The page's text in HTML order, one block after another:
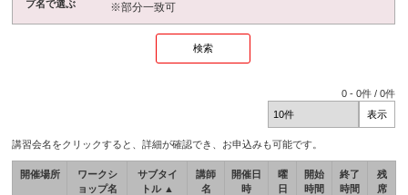
プ名で選ぶ
※部分一致可
0 -0件 /0件
講習会名をクリックすると、詳細が確認でき、お申込みも可能です。
開催場所
ワークシ
ョップ名
サブタイ
トル ▲
講師
名
開催日
時
曜
日
開始
時間
終了
時間
残
席